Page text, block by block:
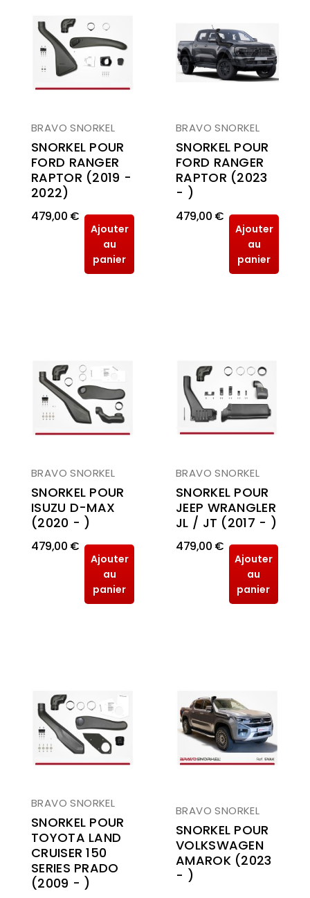
BRAVO SNORKEL
SNORKEL POUR
FORD RANGER
RAPTOR (2019 -
2022)
479,00 €
Ajouter
au
panier
BRAVO SNORKEL
SNORKEL POUR
FORD RANGER
RAPTOR (2023
- )
479,00 €
Ajouter
au
panier
BRAVO SNORKEL
SNORKEL POUR
ISUZU D-MAX
(2020 - )
479,00 €
Ajouter
au
panier
BRAVO SNORKEL
SNORKEL POUR
JEEP WRANGLER
JL / JT (2017 - )
479,00 €
Ajouter
au
panier
BRAVO SNORKEL
SNORKEL POUR
TOYOTA LAND
CRUISER 150
SERIES PRADO
(2009 - )
BRAVO SNORKEL
SNORKEL POUR
VOLKSWAGEN
AMAROK (2023
- )